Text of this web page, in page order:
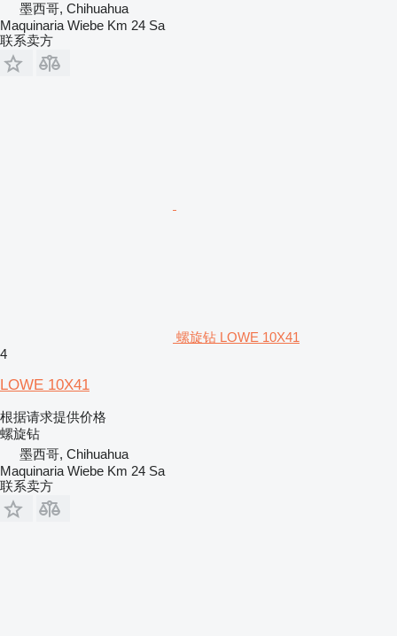
墨西哥, Chihuahua
Maquinaria Wiebe Km 24 Sa
联系卖方
螺旋钻 LOWE 10X41
4
LOWE 10X41
根据请求提供价格
螺旋钻
墨西哥, Chihuahua
Maquinaria Wiebe Km 24 Sa
联系卖方